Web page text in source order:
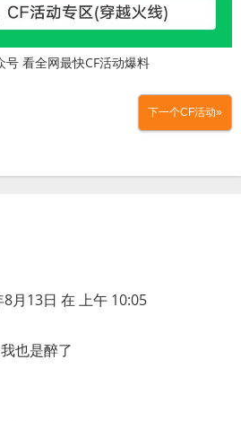
号 看全网最快CF活动爆料
下一个CF活动»
月13日 在 上午 10:05
也是醉了